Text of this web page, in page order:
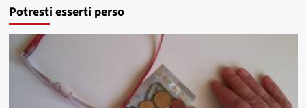
Potresti esserti perso